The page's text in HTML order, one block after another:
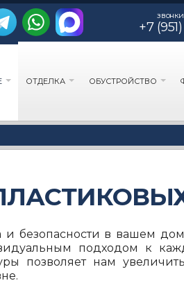
+7 (951)
ОТДЕЛКА ОБУСТРОЙСТВО
и безопасности в вашем
подходом к
позволяет нам